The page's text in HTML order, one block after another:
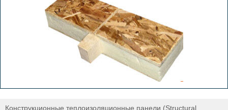
Конструкционные теплоизоляционные панели (Structural